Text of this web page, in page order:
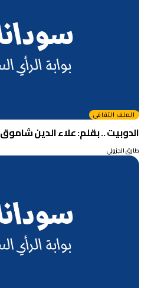
الملف الثقافي
الدوبيت .. بقلم: علاء الدين شاموق
طارق الجزولي